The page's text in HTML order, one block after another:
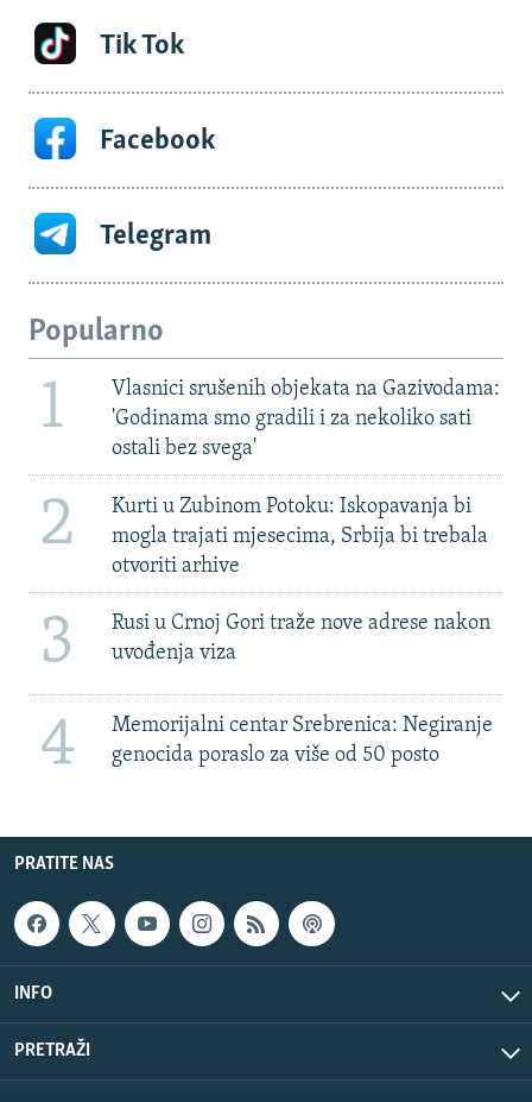
Tik Tok
Facebook
Telegram
Popularno
1
Vlasnici srušenih objekata na Gazivodama:
'Godinama smo gradili i za nekoliko sati
ostali bez svega'
2
Kurti u Zubinom Potoku: Iskopavanja bi
mogla trajati mjesecima, Srbija bi trebala
otvoriti arhive
3
Rusi u Crnoj Gori traže nove adrese nakon
uvođenja viza
4
Memorijalni centar Srebrenica: Negiranje
genocida poraslo za više od 50 posto
PRATITE NAS
INFO
PRETRAŽI